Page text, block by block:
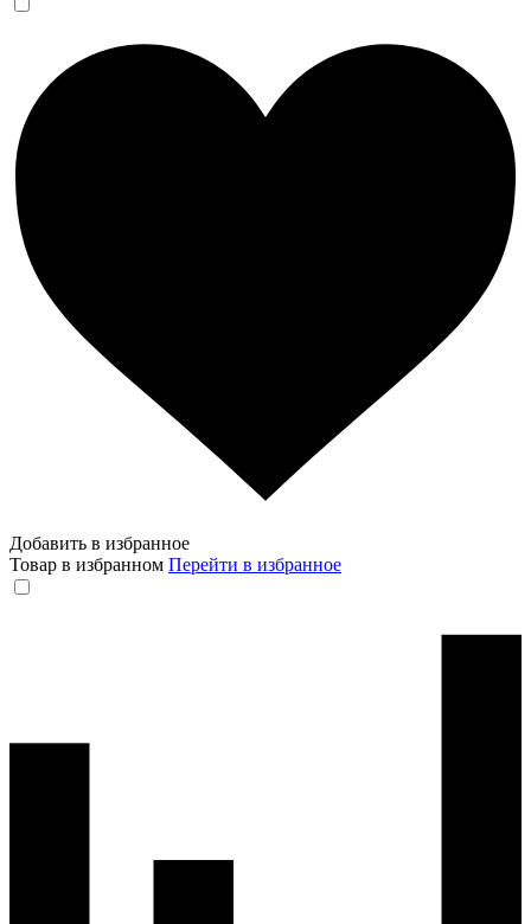
Добавить в избранное
Товар в избранном Перейти в избранное